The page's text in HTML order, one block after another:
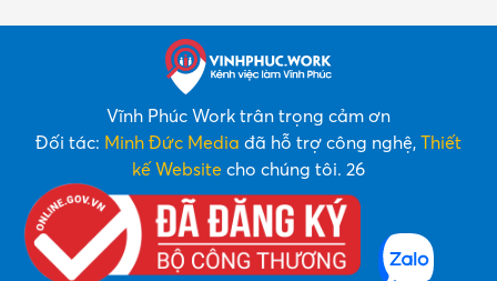
Vĩnh Phúc Work trân trọng cảm ơn
Đối tác: Minh Đức Media đã hỗ trợ công nghệ, Thiết
kế Website cho chúng tôi. 26